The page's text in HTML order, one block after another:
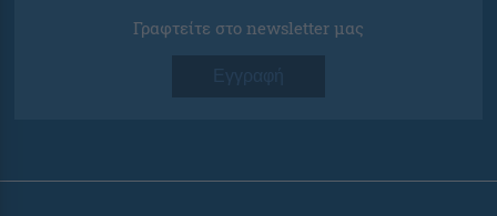
Γραφτείτε στο newsletter μας
Εγγραφή